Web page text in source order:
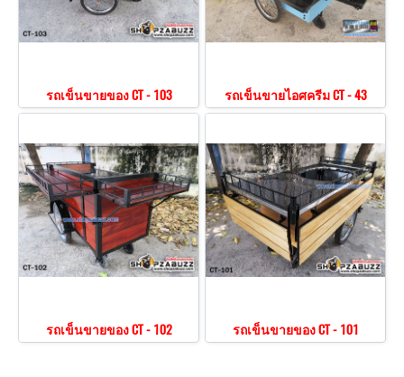
รถเข็นขายของ CT - 103 รถเข็นขายไอศครีม CT - 43
รถเข็นขายของ CT - 102 รถเข็นขายของ CT - 101